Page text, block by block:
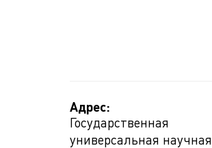
Адрес:
Государственная
универсальная научная